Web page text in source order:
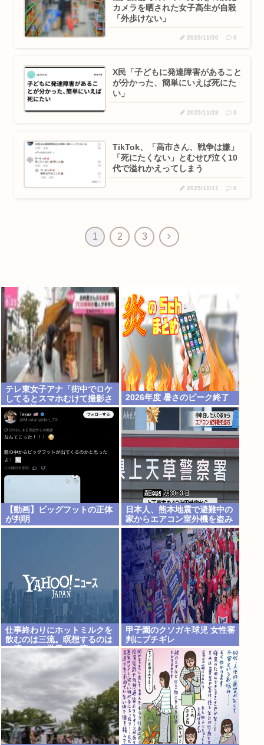
カメラを晒された女子高生が自殺
「外歩けない」
2025/11/30 0
X民「子どもに発達障害があること
が分かった、簡単にいえば死にた
い」
2025/11/28 0
TikTok、「高市さん、戦争は嫌」
「死にたくない」とむせび泣く10
代で溢れかえってしまう
2025/11/17 0
1 2 3
次
テレ東女子アナ「街中でロケ
してるとスマホむけて撮影さ
れる、怖いからやめてね」
2026年度 暑さのピーク終了
【動画】ビッグフットの正体
が判明
日本人、熊本地震で避難中の
家からエアコン室外機を盗み
まくる
仕事終わりにホットミルクを
飲むのは三流。瞑想するのは
二流。では世界の一流は？
甲子園のクソガキ球児 女性審
判にブチギレ